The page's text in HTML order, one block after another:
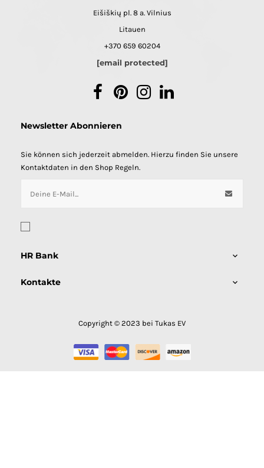
Eišiškių pl. 8 a. Vilnius
Litauen
+370 659 60204
[email protected]
FacebookPinterestInstagram
Newsletter Abonnieren
Sie können sich jederzeit abmelden. Hierzu finden Sie unsere
Kontaktdaten in den Shop Regeln.
HR Bank 
Kontakte 
Copyright © 2023 bei Tukas EV